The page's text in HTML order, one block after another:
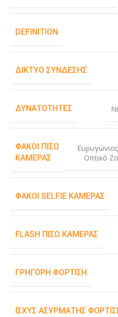
DEFINITION
ΔΊΚΤΥΟ ΣΎΝΔΕΣΗΣ
ΔΥΝΑΤΌΤΗΤΕΣ
ΦΑΚΟΊ ΠΊΣΩ
ΚΆΜΕΡΑΣ
Οπτικό
ΦΑΚΟΊ SELFIE ΚΆΜΕΡΑΣ
FLASH ΠΊΣΩ ΚΆΜΕΡΑΣ
ΓΡΉΓΟΡΗ ΦΌΡΤΙΣΗ
ΙΣΧΎΣ ΑΣΎΡΜΑΤΗΣ